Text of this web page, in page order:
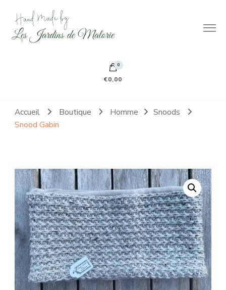
Hand made by Les Jardins de Malorie
100% frileuse 100% fait main 100% tout doux
0
€0,00
Accueil Boutique Homme
Snoods
Snood Gabin